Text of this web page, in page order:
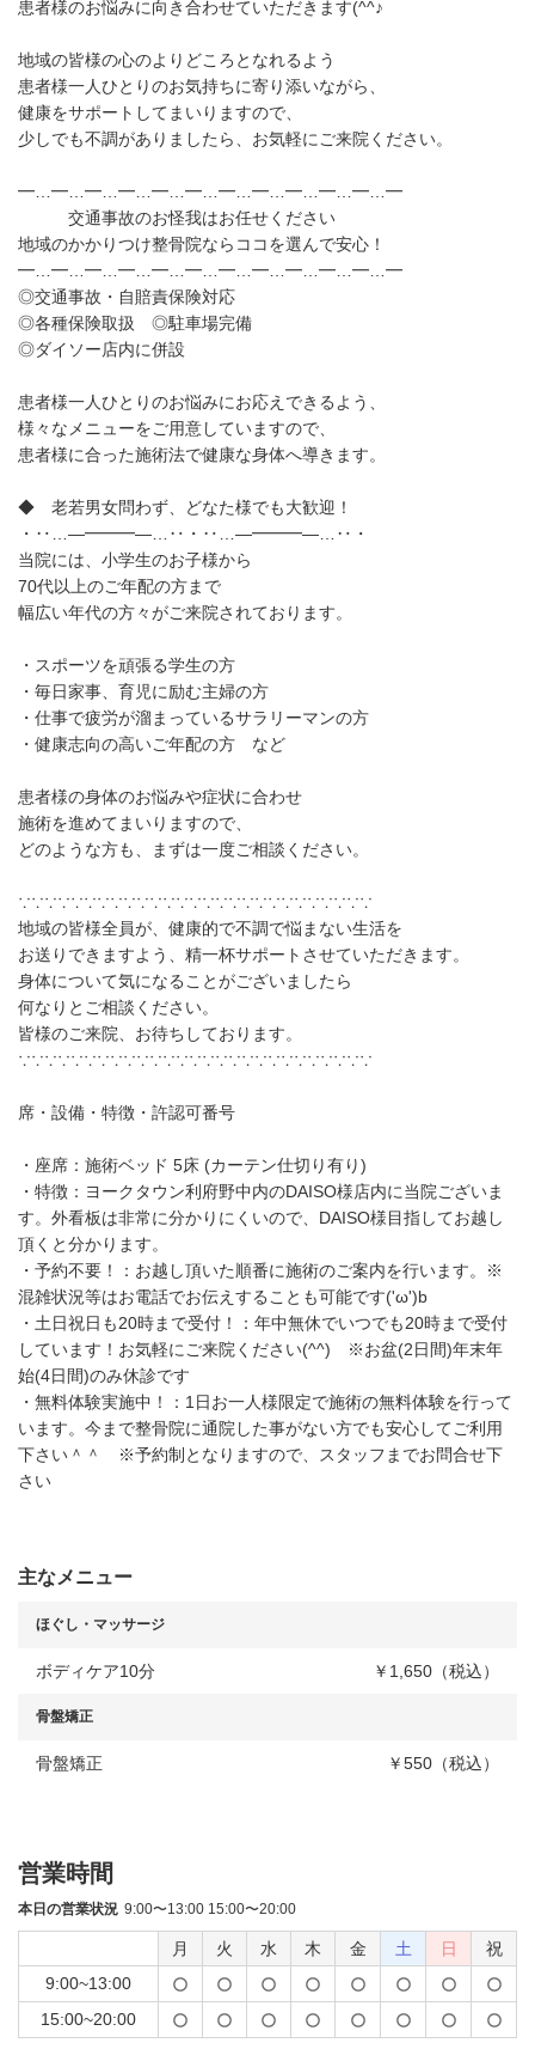
患者様のお悩みに向き合わせていただきます(^^♪
地域の皆様の心のよりどころとなれるよう
患者様一人ひとりのお気持ちに寄り添いながら、
健康をサポートしてまいりますので、
少しでも不調がありましたら、お気軽にご来院ください。
━…━…━…━…━…━…━…━…━…━…━…━
交通事故のお怪我はお任せください
地域のかかりつけ整骨院ならココを選んで安心！
━…━…━…━…━…━…━…━…━…━…━…━
◎交通事故・自賠責保険対応
◎各種保険取扱 ◎駐車場完備
◎ダイソー店内に併設
患者様一人ひとりのお悩みにお応えできるよう、
様々なメニューをご用意していますので、
患者様に合った施術法で健康な身体へ導きます。
◆ 老若男女問わず、どなた様でも大歓迎！
・‥…—━━━—…‥・‥…—━━━—…‥・
当院には、小学生のお子様から
70代以上のご年配の方まで
幅広い年代の方々がご来院されております。
・スポーツを頑張る学生の方
・毎日家事、育児に励む主婦の方
・仕事で疲労が溜まっているサラリーマンの方
・健康志向の高いご年配の方 など
患者様の身体のお悩みや症状に合わせ
施術を進めてまいりますので、
どのような方も、まずは一度ご相談ください。
∵∵∵∵∵∵∵∵∵∵∵∵∵∵∵∵∵∵∵∵∵∵∵∵∵∵∵
地域の皆様全員が、健康的で不調で悩まない生活を
お送りできますよう、精一杯サポートさせていただきます。
身体について気になることがございましたら
何なりとご相談ください。
皆様のご来院、お待ちしております。
∵∵∵∵∵∵∵∵∵∵∵∵∵∵∵∵∵∵∵∵∵∵∵∵∵∵∵
席・設備・特徴・許認可番号
・座席：施術ベッド 5床 (カーテン仕切り有り)
・特徴：ヨークタウン利府野中内のDAISO様店内に当院ございま
す。外看板は非常に分かりにくいので、DAISO様目指してお越し
頂くと分かります。
・予約不要！：お越し頂いた順番に施術のご案内を行います。※
混雑状況等はお電話でお伝えすることも可能です('ω')b
・土日祝日も20時まで受付！：年中無休でいつでも20時まで受付
しています！お気軽にご来院ください(^^) ※お盆(2日間)年末年
始(4日間)のみ休診です
・無料体験実施中！：1日お一人様限定で施術の無料体験を行って
います。今まで整骨院に通院した事がない方でも安心してご利用
下さい＾＾ ※予約制となりますので、スタッフまでお問合せ下
さい
主なメニュー
ほぐし・マッサージ
ボディケア10分 ￥1,650（税込）
骨盤矯正
骨盤矯正 ￥550（税込）
営業時間
本日の営業状況 9:00〜13:00 15:00〜20:00
月 火 水 木 金 土 日
祝
9:00~13:00
15:00~20:00